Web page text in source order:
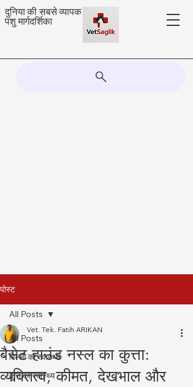
दुनिया की सबसे व्यापक
पशु मार्गदर्शिका
पोस्ट
All Posts
बिल्ली का स्वास्थ्य
कुत्ते का स्वास्थ्य
All Posts
बैसेट हाउंड नस्ल का कुत्ता:
व्यक्तित्व, कीमत, देखभाल और
Vet. Tek. Fatih ARIKAN